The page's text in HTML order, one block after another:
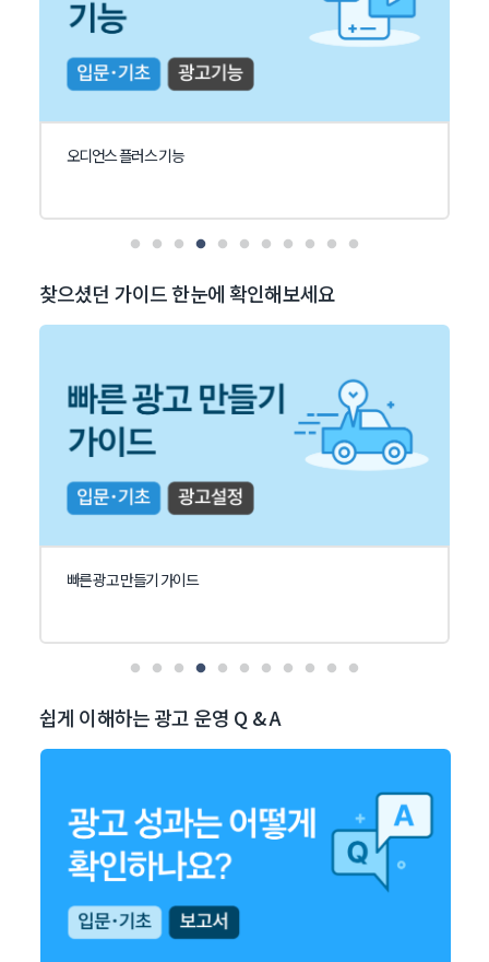
오디언스 플러스 기능
찾으셨던 가이드 한눈에 확인해보세요
빠른 광고 만들기 가이드
쉽게 이해하는 광고 운영 Q & A